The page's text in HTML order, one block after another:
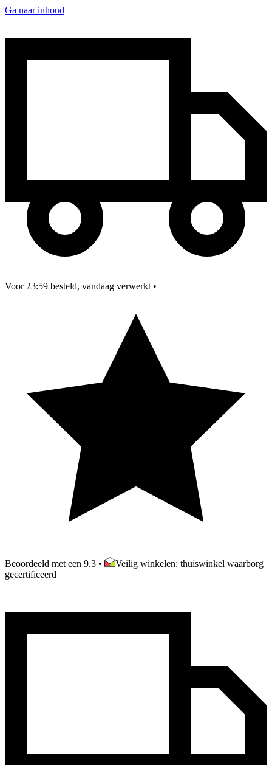
Ga naar inhoud
Voor 23:59 besteld, vandaag verwerkt •
Beoordeeld met een 9.3 •
Veilig winkelen: thuiswinkel waarborg
gecertificeerd